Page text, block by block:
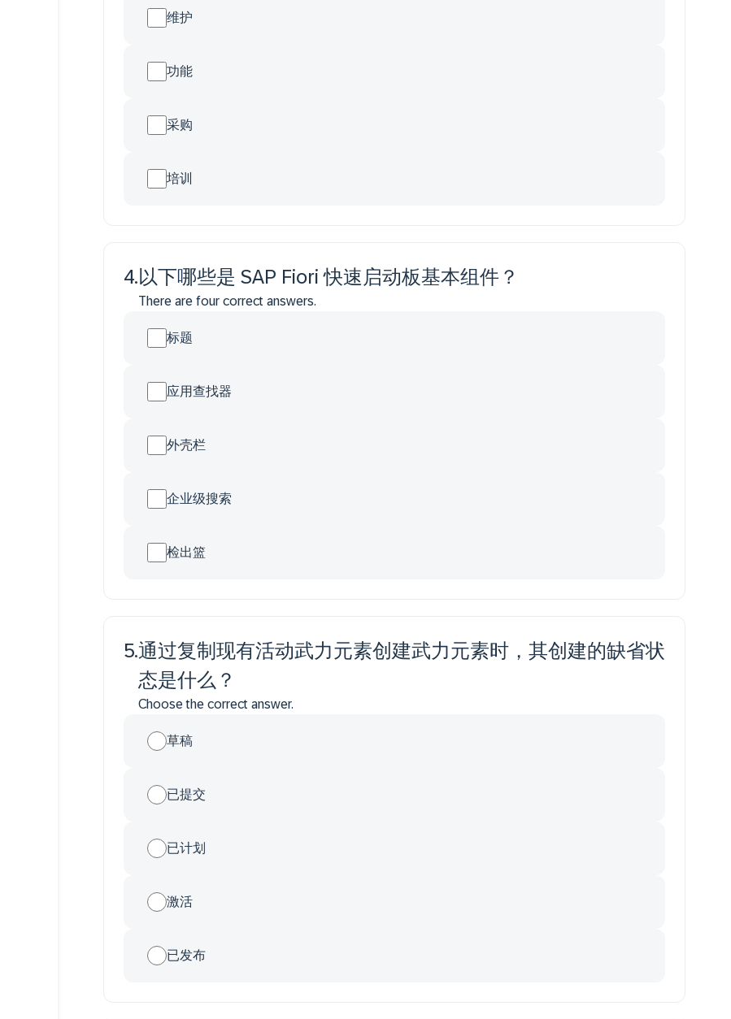
维护
功能
采购
培训
4.以下哪些是 SAP Fiori 快速启动板基本组件？
There are four correct answers.
标题
应用查找器
外壳栏
企业级搜索
检出篮
5.通过复制现有活动武力元素创建武力元素时，其创建的缺省状
态是什么？
Choose the correct answer.
草稿
已提交
已计划
激活
已发布